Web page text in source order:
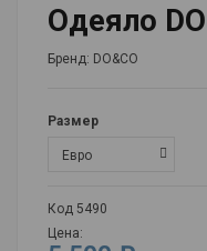
Одеяло
Бренд: DO&CO
Размер
Код 5490
Цена: